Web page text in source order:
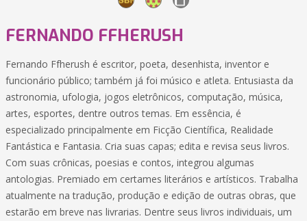
FERNANDO FFHERUSH
Fernando Ffherush é escritor, poeta, desenhista, inventor e
funcionário público; também já foi músico e atleta. Entusiasta da
astronomia, ufologia, jogos eletrônicos, computação, música,
artes, esportes, dentre outros temas. Em essência, é
especializado principalmente em Ficção Científica, Realidade
Fantástica e Fantasia. Cria suas capas; edita e revisa seus livros.
Com suas crônicas, poesias e contos, integrou algumas
antologias. Premiado em certames literários e artísticos. Trabalha
atualmente na tradução, produção e edição de outras obras, que
estarão em breve nas livrarias. Dentre seus livros individuais, um